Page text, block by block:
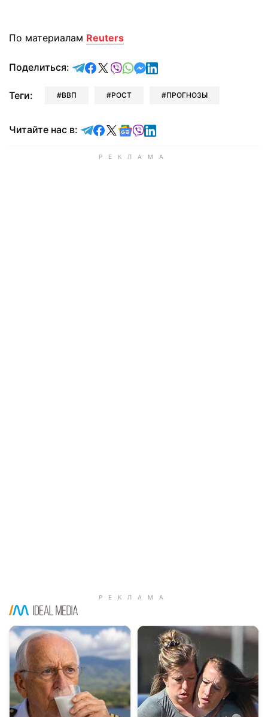
По материалам Reuters
Поделиться: отправить в Telegram
поделиться в Facebook
поделиться в X
отправить в Viber
отправить в Whatsapp
отправить в Messenger
отправить в LinkedIn
Теги: ВВП РОСТ ПРОГНОЗЫ
Читайте нас в: Читайте в Telegram
Читайте в Facebook
Читайте в X
Читайте в Google news
Читайте в Viber
Читайте в LinkedIn